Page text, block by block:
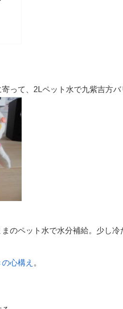
って、2Lペット水で九紫吉方バ
のペット水で水分補給。少し冷
心構え 。